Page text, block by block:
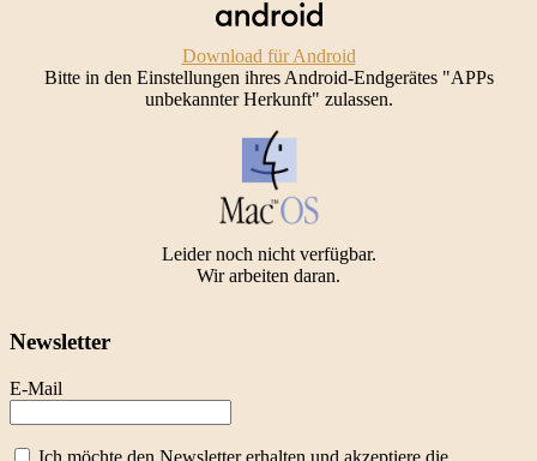
Download für Android
Bitte in den Einstellungen ihres Android-Endgerätes "APPs
unbekannter Herkunft" zulassen.
Leider noch nicht verfügbar.
Wir arbeiten daran.
Newsletter
E-Mail
Ich möchte den Newsletter erhalten und akzeptiere die